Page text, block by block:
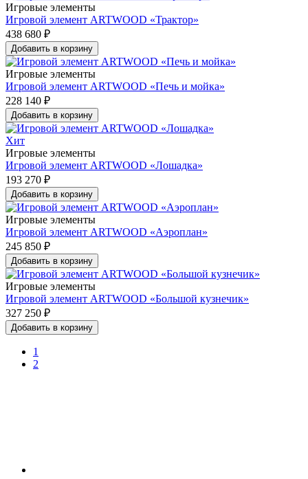
Игровые элементы
Игровой элемент ARTWOOD «Трактор»
438 680 ₽
Добавить в корзину
Игровые элементы
Игровой элемент ARTWOOD «Печь и мойка»
228 140 ₽
Добавить в корзину
Хит
Игровые элементы
Игровой элемент ARTWOOD «Лошадка»
193 270 ₽
Добавить в корзину
Игровые элементы
Игровой элемент ARTWOOD «Аэроплан»
245 850 ₽
Добавить в корзину
Игровые элементы
Игровой элемент ARTWOOD «Большой кузнечик»
327 250 ₽
Добавить в корзину
1
2